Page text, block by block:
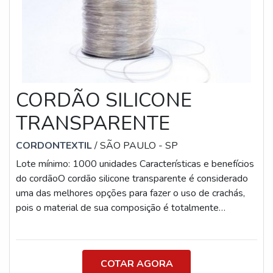
CORDÃO SILICONE
TRANSPARENTE
CORDONTEXTIL/ SÃO PAULO - SP
Lote mínimo: 1000 unidades Características e benefícios
do cordãoO cordão silicone transparente é considerado
uma das melhores opções para fazer o uso de crachás,
pois o material de sua composição é totalmente
impacto negativo a saúde dos usuários. Além disso o
produto é o mais adequado para ser usado em alças de
tags e sacolas, visto que oferece muito mais
COTAR AGORA